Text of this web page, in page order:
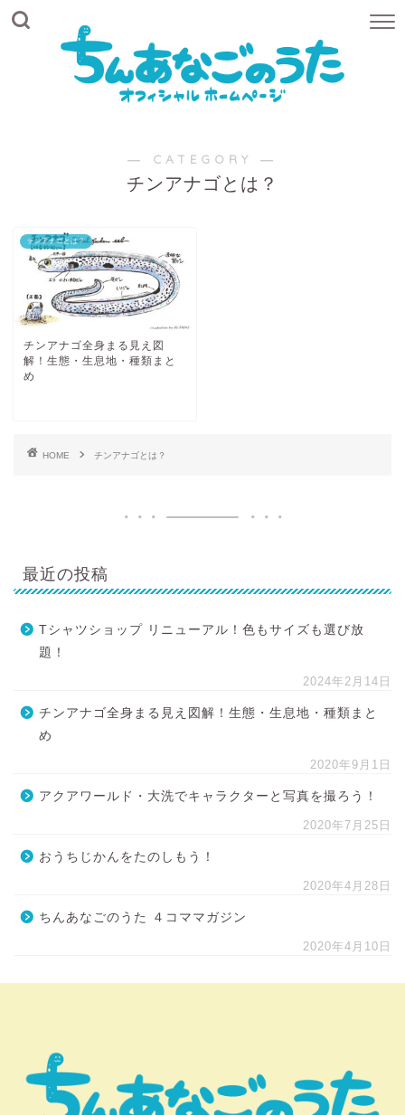
― CATEGORY ―
チンアナゴとは？
チンアナゴとは？
チンアナゴ全身まる見え図
解！生態・生息地・種類まと
め
HOME チンアナゴとは？
最近の投稿
Tシャツショップ リニューアル！色もサイズも選び放
題！
2024年2月14日
チンアナゴ全身まる見え図解！生態・生息地・種類まと
め
2020年9月1日
アクアワールド・大洗でキャラクターと写真を撮ろう！
2020年7月25日
おうちじかんをたのしもう！
2020年4月28日
ちんあなごのうた ４コママガジン
2020年4月10日